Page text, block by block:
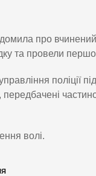
про
провели
поліції
волі.